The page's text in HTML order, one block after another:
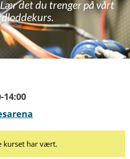
det du trenger på vårt
14:00
kurset har vært.